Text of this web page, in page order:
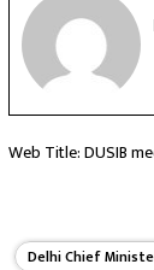
Web Title: DUSIB
Delhi Chief